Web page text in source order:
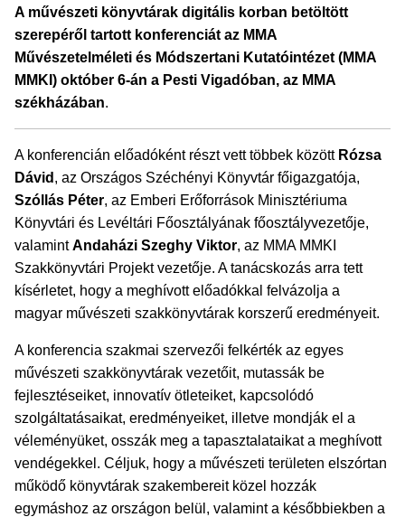
A művészeti könyvtárak digitális korban betöltött
szerepéről tartott konferenciát az MMA
Művészetelméleti és Módszertani Kutatóintézet (MMA
MMKI) október 6-án a Pesti Vigadóban, az MMA
székházában.
A konferencián előadóként részt vett többek között Rózsa
Dávid , az Országos Széchényi Könyvtár főigazgatója,
Szóllás Péter, az Emberi Erőforrások Minisztériuma
Könyvtári és Levéltári Főosztályának főosztályvezetője,
valamintAndaházi Szeghy Viktor, az MMA MMKI
Szakkönyvtári Projekt vezetője. A tanácskozás arra tett
kísérletet, hogy a meghívott előadókkal felvázolja a
magyar művészeti szakkönyvtárak korszerű eredményeit.
A konferencia szakmai szervezői felkérték az egyes
művészeti szakkönyvtárak vezetőit, mutassák be
fejlesztéseiket, innovatív ötleteiket, kapcsolódó
szolgáltatásaikat, eredményeiket, illetve mondják el a
véleményüket, osszák meg a tapasztalataikat a meghívott
vendégekkel. Céljuk, hogy a művészeti területen elszórtan
működő könyvtárak szakembereit közel hozzák
egymáshoz az országon belül, valamint a későbbiekben a